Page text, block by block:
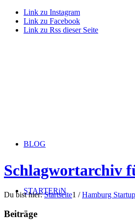
Link zu Instagram
Link zu Facebook
Link zu Rss dieser Seite
BLOG
STARTERiN
Schlagwortarchiv
Du bist hier: Startseite1 / Hamburg
Beiträge